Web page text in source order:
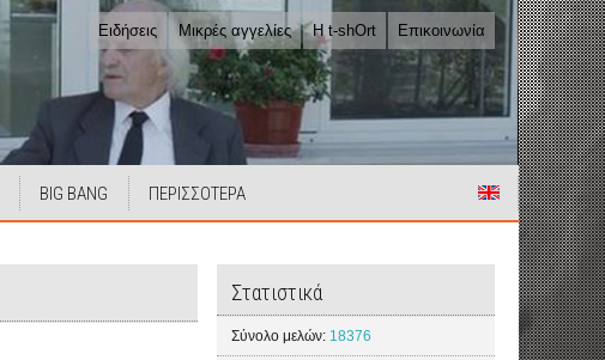
Ειδήσεις Μικρές αγγελίες Η t-shOrt Επικοινωνία
BIG BANG ΠΕΡΙΣΣΟΤΕΡΑ
Στατιστικά
Σύνολο μελών: 18376